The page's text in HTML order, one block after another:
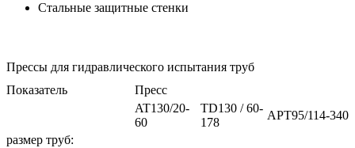
Стальные защитные стенки
Прессы для гидравлического испытания труб
Показатель
Пресс
AT130/20-
60
TD130 / 60-
178
APT95/114-340
размер труб: